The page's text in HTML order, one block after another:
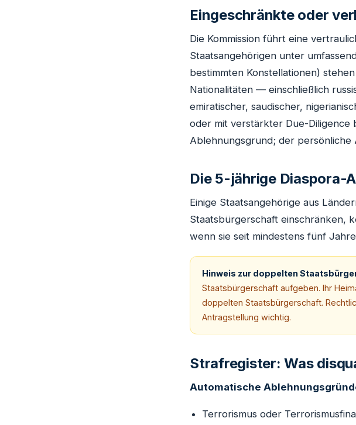
Eingeschränkte oder
Die Kommission führt eine
Staatsangehörigen unter
bestimmten Konstellationen)
Nationalitäten — einschließlich
emiratischer, saudischer,
oder mit verstärkter Due-Diligence
Ablehnungsgrund; der persönliche
Die 5-jährige Diaspora-
Einige Staatsangehörige aus
Staatsbürgerschaft einschränken,
wenn sie seit mindestens fünf
Hinweis zur doppelten
Staatsbürgerschaft aufgeben. Ihr
doppelten Staatsbürgerschaft.
Antragstellung wichtig.
Strafregister: Was
Automatische
Terrorismus oder